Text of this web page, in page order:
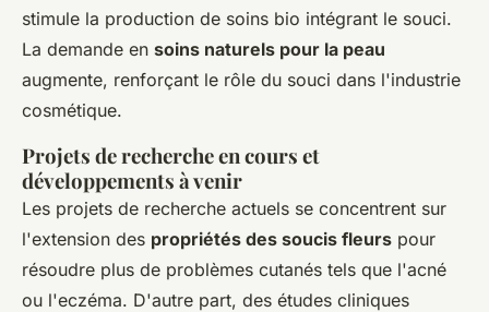
stimule la production de soins bio intégrant le souci.
La demande en soins naturels pour la peau
augmente, renforçant le rôle du souci dans l'industrie
cosmétique.
Projets de recherche en cours et
développements à venir
Les projets de recherche actuels se concentrent sur
l'extension des propriétés des soucis fleurs pour
résoudre plus de problèmes cutanés tels que l'acné
ou l'eczéma. D'autre part, des études cliniques